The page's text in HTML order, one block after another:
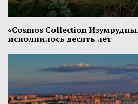
«Cosmos Collection
исполнилось десять лет